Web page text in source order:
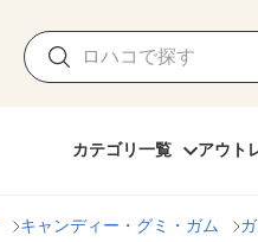
カテゴリ一覧 アウト
キャンディー・グミ・ガム